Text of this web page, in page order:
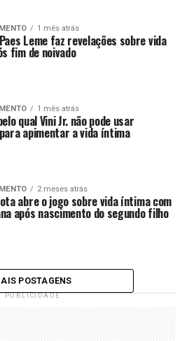
1 mês atrás
Leme faz revelações sobre vida
fim de noivado
1 mês atrás
qual Vini Jr. não pode usar
apimentar a vida íntima
2 meses atrás
abre o jogo sobre vida íntima com
após nascimento do segundo filho
POSTAGENS
PUBLICIDADE